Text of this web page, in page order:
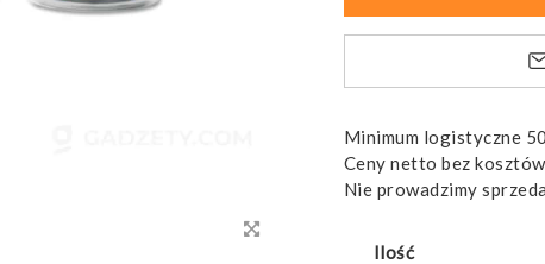
w
butelce
Minimum logistyczne
Ceny netto bez kosztów
Nie prowadzimy
Ilość